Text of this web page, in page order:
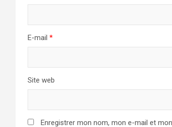
E-mail *
Site web
Enregistrer mon nom, mon e-mail et